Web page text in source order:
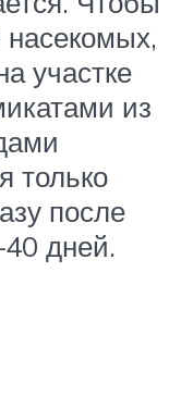
участке
из
только
после
дней.